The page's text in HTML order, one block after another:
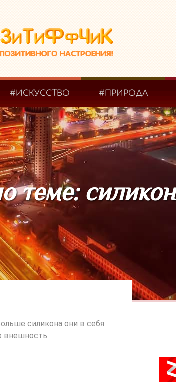
#ИСКУССТВО #ПРИРОДА
теме: силикон
силикона они в себя
внешность.